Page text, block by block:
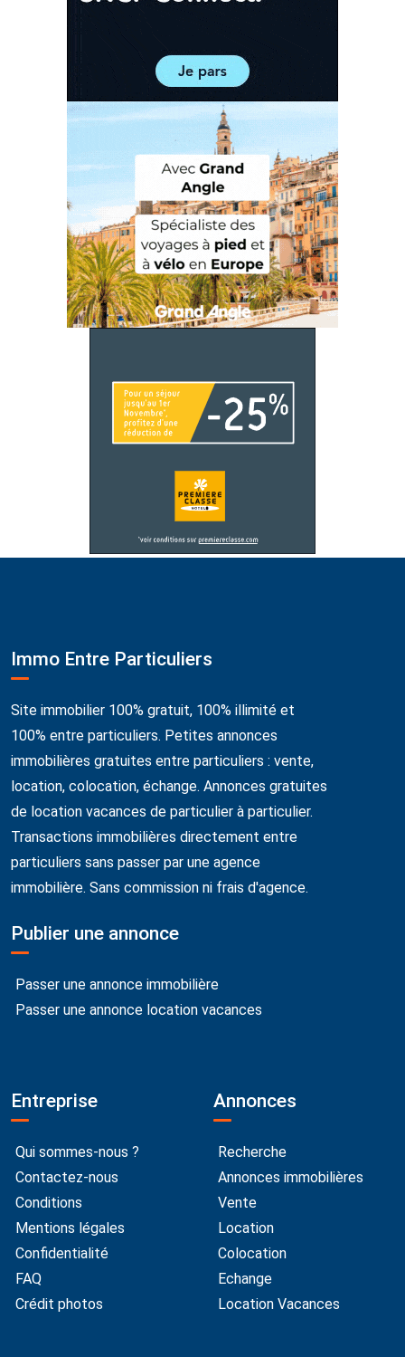
Immo Entre Particuliers
Site immobilier 100% gratuit, 100% illimité et
100% entre particuliers. Petites annonces
immobilières gratuites entre particuliers : vente,
location, colocation, échange. Annonces gratuites
de location vacances de particulier à particulier.
Transactions immobilières directement entre
particuliers sans passer par une agence
immobilière. Sans commission ni frais d'agence.
Publier une annonce
Passer une annonce immobilière
Passer une annonce location vacances
Entreprise
Qui sommes-nous ?
Contactez-nous
Conditions
Mentions légales
Confidentialité
FAQ
Crédit photos
Annonces
Recherche
Annonces immobilières
Vente
Location
Colocation
Echange
Location Vacances